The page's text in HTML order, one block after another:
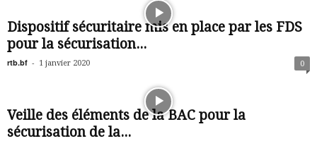
Dispositif sécuritaire mis en place par les FDS
pour la sécurisation...
rtb.bf - 1 janvier 2020 0
Veille des éléments de la BAC pour la
sécurisation de la...